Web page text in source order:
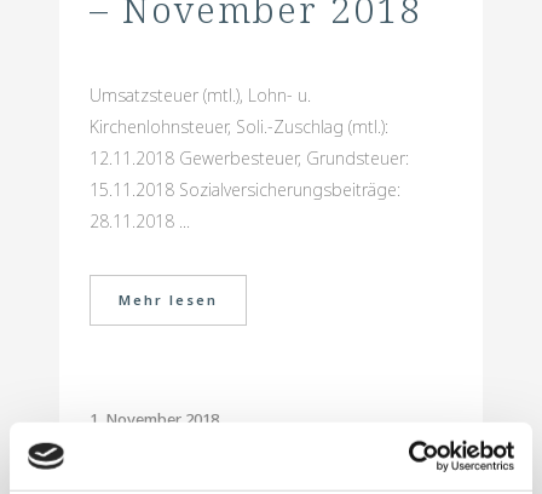
Umsatzsteuer (mtl.), Lohn- u.
Kirchenlohnsteuer, Soli.-Zuschlag (mtl.):
12.11.2018 Gewerbesteuer, Grundsteuer:
15.11.2018 Sozialversicherungsbeiträge:
28.11.2018 ...
Mehr lesen
1. November 2018